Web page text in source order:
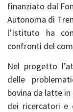
finanziato dal
Autonoma di
l’Istituto ha
confronti del
Nel progetto
delle
bovina da latte
dei ricercatori e